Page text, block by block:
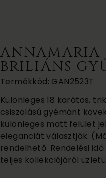
ANNAMARIA
BRILIÁNS
Termékkód: GAN2523T
Különleges 18 karátos,
csiszolású gyémánt
különleges matt felület
eleganciát választják.
rendelhető. Rendelési
teljes kollekciójáról